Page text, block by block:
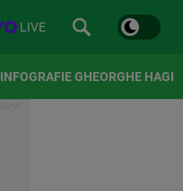
LIVE
INFOGRAFIE GHEORGHE HAGI